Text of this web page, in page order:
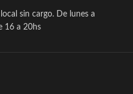
sin cargo. De lunes a
16 a 20hs